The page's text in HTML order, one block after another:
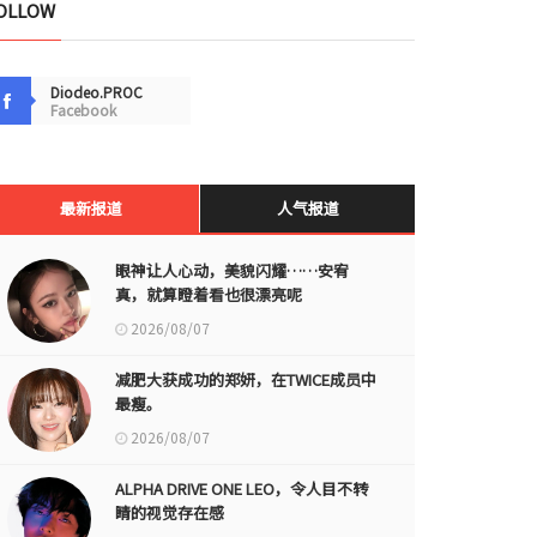
Diodeo.PROC
Facebook
最新报道 人气报道
眼神让人心动，美貌闪耀……安宥
真，就算瞪着看也很漂亮呢
2026/08/07
减肥大获成功的郑妍，在TWICE成员中
最瘦。
2026/08/07
ALPHA DRIVE ONE LEO，令人目不转
睛的视觉存在感